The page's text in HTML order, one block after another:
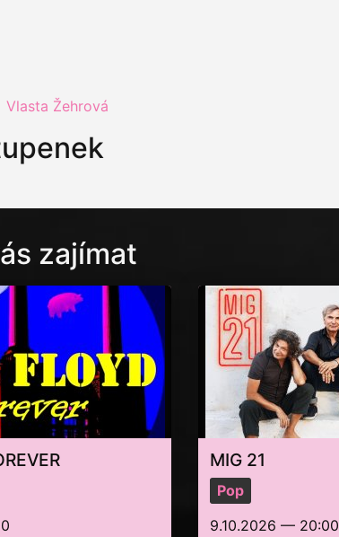
Vlasta Žehrová
zajímat
MIG 21
Pop
9.10.2026 — 20:00